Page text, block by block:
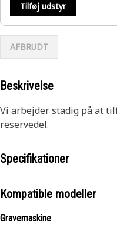
Tilføj udstyr
AFBRUDT
Beskrivelse
Vi arbejder stadig på at
reservedel.
Specifikationer
Kompatible modeller
Gravemaskine